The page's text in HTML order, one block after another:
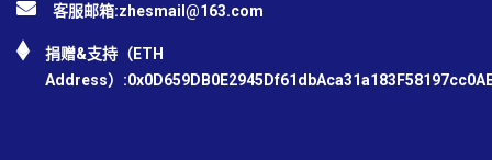
客服邮箱:zhesmail@163.com
捐赠&支持（ETH
Address）